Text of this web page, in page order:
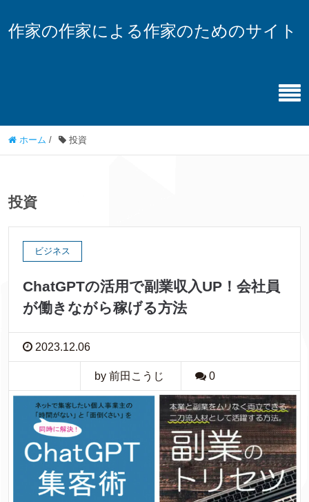
作家の作家による作家のためのサイト
ホーム / 投資
投資
ビジネス
ChatGPTの活用で副業収入UP！会社員
が働きながら稼げる方法
2023.12.06
by 前田こうじ 0